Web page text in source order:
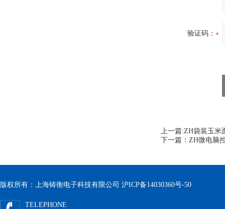
验证码：
上一篇:ZH袋装玉米
下一篇： ZH微电脑
版权所有：上海铸衡电子科技有限公司 沪ICP备14030360号-50
TELEPHONE